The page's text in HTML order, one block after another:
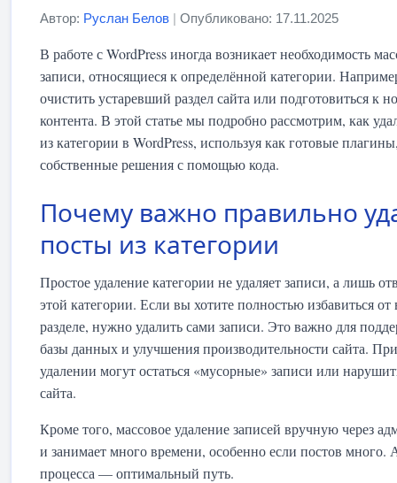
Автор: Руслан Белов | Опубликовано: 17.11.2025
В работе с WordPress иногда возникает необходимость
записи, относящиеся к определённой категории.
очистить устаревший раздел сайта или подготовиться к
контента. В этой статье мы подробно рассмотрим, как
из категории в WordPress, используя как готовые
собственные решения с помощью кода.
Почему важно правильно
посты из категории
Простое удаление категории не удаляет записи, а лишь
этой категории. Если вы хотите полностью избавиться от
разделе, нужно удалить сами записи. Это важно для
базы данных и улучшения производительности сайта.
удалении могут остаться «мусорные» записи или
сайта.
Кроме того, массовое удаление записей вручную через
и занимает много времени, особенно если постов много.
процесса — оптимальный путь.